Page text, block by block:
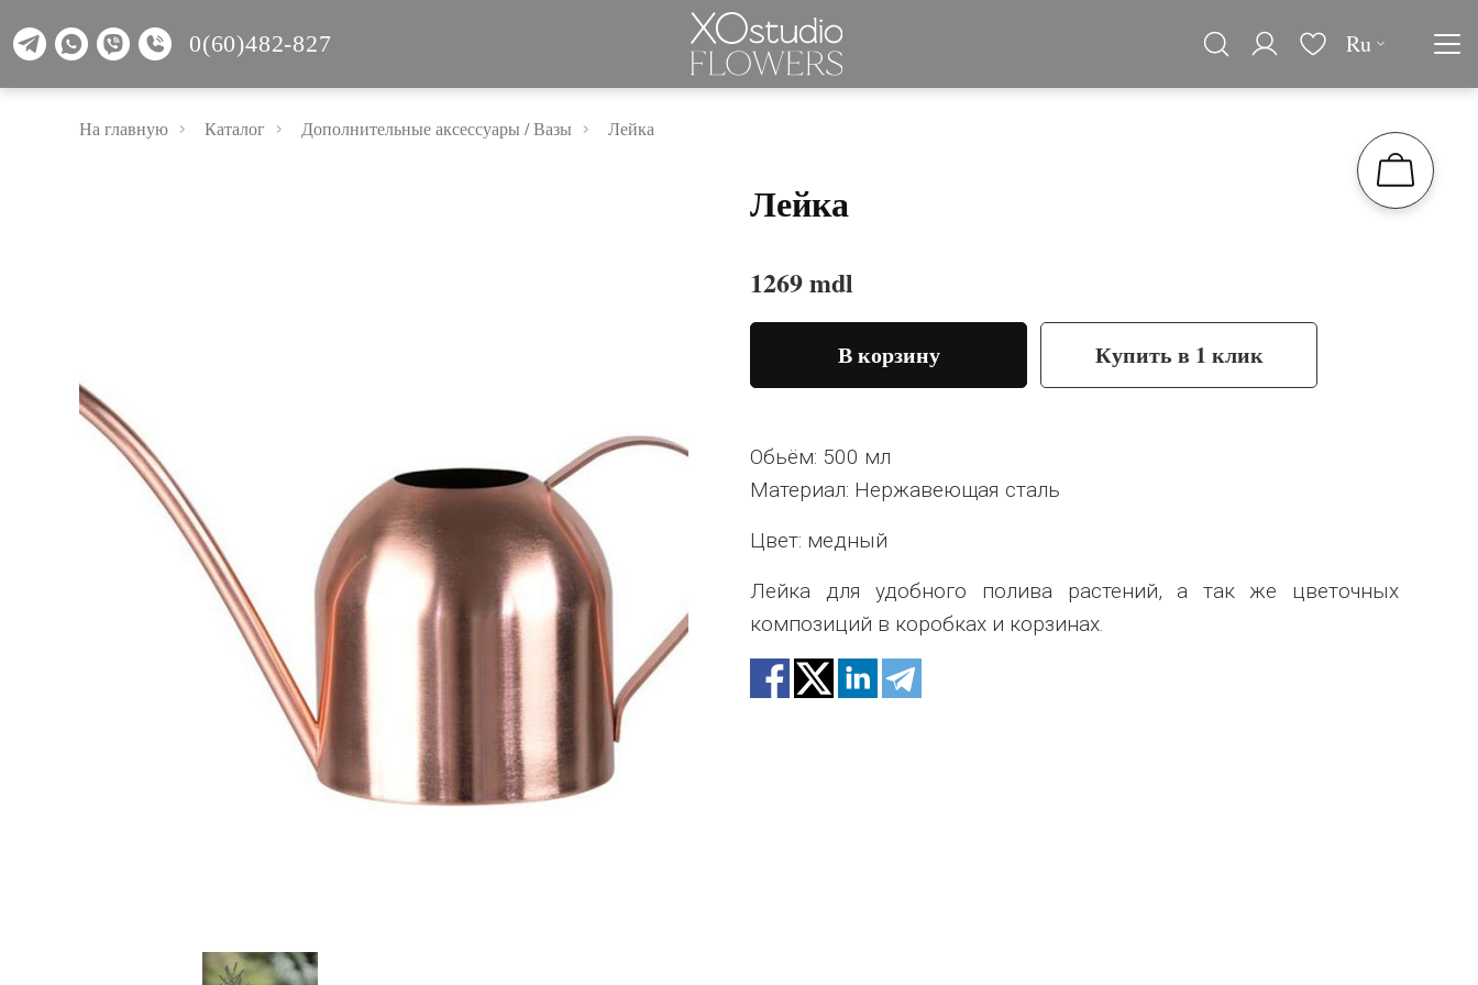
0(60)482-827 Ru
На главную Каталог Дополнительные аксессуары / Вазы Лейка
Лейка
1269 mdl
В корзину Купить в 1 клик
Обьём: 500 мл
Материал: Нержавеющая сталь
Цвет: медный
Лейка для удобного полива растений, а так же цветочных
композиций в коробках и корзинах.